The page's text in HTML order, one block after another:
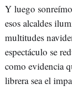
Y luego
esos alcaldes
multitudes
espectáculo se
como evidencia
librera sea el